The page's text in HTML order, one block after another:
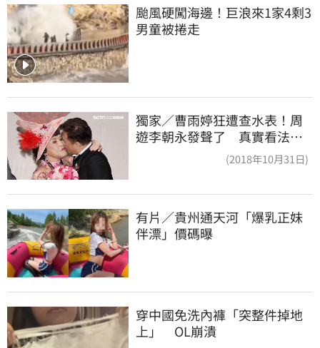
颱風硬闖海邊！巨浪來1家4剩3
男童被捲走
獨家／曹雨婷狂遭查水表！周
遊李朝永發聲了 真實看法曝
(2018年10月31日)
有片／貴州通天河「爆乳正妹
伴漂」價碼曝
穿中國免洗內褲「突整件掉地
上」　OL崩潰